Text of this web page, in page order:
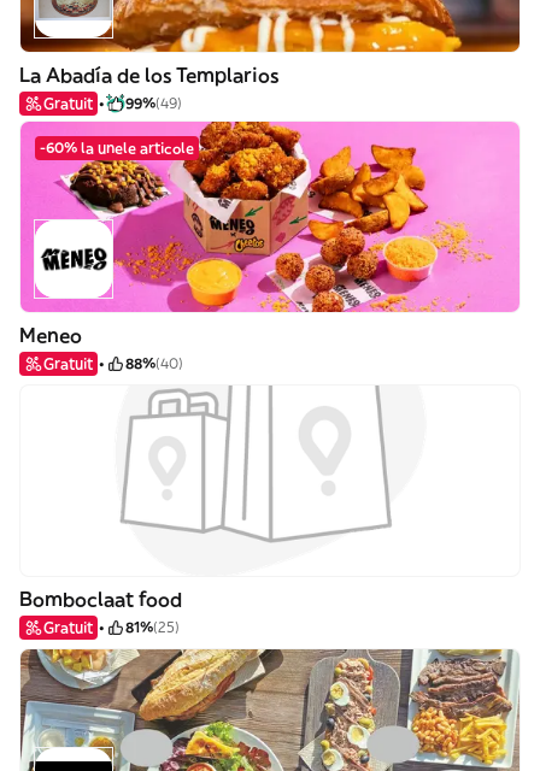
La Abadía de los Templarios
Gratuit 99%(49)
-60% la unele articole
Meneo
Gratuit 88%(40)
Bomboclaat food
Gratuit 81%(25)